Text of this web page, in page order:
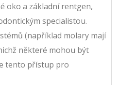
oko a základní rentgen,
specialistou.
(například molary mají
některé mohou být
tento přístup pro